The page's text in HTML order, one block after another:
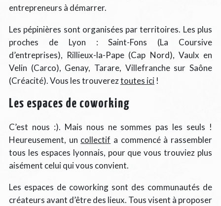
entrepreneurs à démarrer.
Les pépinières sont organisées par territoires. Les plus
proches de Lyon : Saint-Fons (La Coursive
d’entreprises), Rillieux-la-Pape (Cap Nord), Vaulx en
Velin (Carco), Genay, Tarare, Villefranche sur Saône
(Créacité). Vous les trouvereztoutes ici!
Les espaces de coworking
C’est nous :). Mais nous ne sommes pas les seuls !
Heureusement, un collectif a commencé à rassembler
tous les espaces lyonnais, pour que vous trouviez plus
aisément celui qui vous convient.
Les espaces de coworking sont des communautés de
créateurs avant d’être des lieux. Tous visent à proposer